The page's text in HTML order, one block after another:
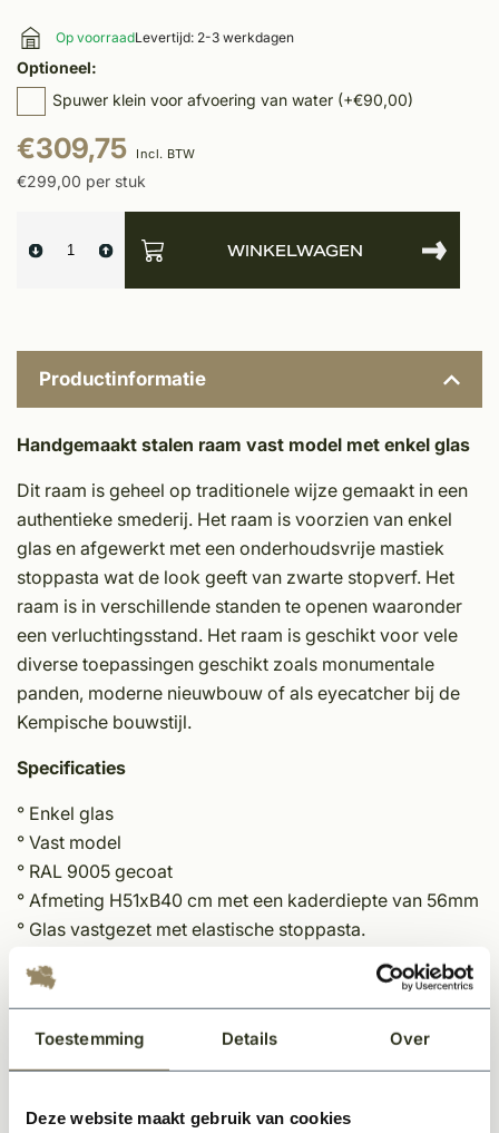
Toestemming Details Over
Deze website maakt gebruik van cookies
Op voorraadLevertijd: 2-3 werkdagen
Optioneel:
Spuwer klein voor afvoering van water (+€90,00)
€309,75 Incl. BTW
€299,00 per stuk
WINKELWAGEN
Productinformatie
Handgemaakt stalen raam vast model met enkel glas
Dit raam is geheel op traditionele wijze gemaakt in een
authentieke smederij. Het raam is voorzien van enkel
glas en afgewerkt met een onderhoudsvrije mastiek
stoppasta wat de look geeft van zwarte stopverf. Het
raam is in verschillende standen te openen waaronder
een verluchtingsstand. Het raam is geschikt voor vele
diverse toepassingen geschikt zoals monumentale
panden, moderne nieuwbouw of als eyecatcher bij de
Kempische bouwstijl.
Specificaties
° Enkel glas
° Vast model
° RAL 9005 gecoat
° Afmeting H51xB40 cm met een kaderdiepte van 56mm
° Glas vastgezet met elastische stoppasta.
° Klaar voor plaatsing in hout of steen.
° Antiroest behandeld en afgewerkt met zwarte
duurzame poedercoating RAL 9005 volgens C4H norm.
deze maatvoering. Voor glasspecificaties, download de